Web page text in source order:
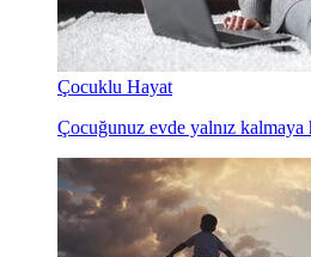
Çocuklu Hayat
Çocuğunuz evde yalnız kalmaya